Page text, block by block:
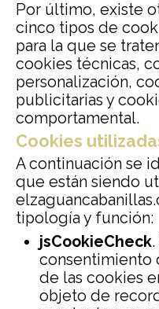
Por último, existe
cinco tipos de
para la que se
cookies técnicas,
personalización,
publicitarias y
comportamental.
Cookies
A continuación se
que están siendo
tipología y función:
jsCookieCheck
consentimiento
de las cookies
objeto de